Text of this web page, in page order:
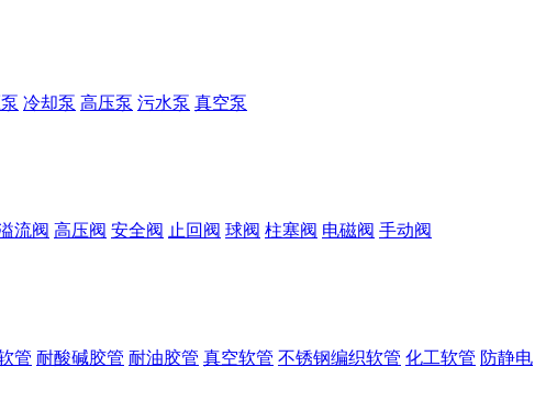
冷却泵 高压泵 污水泵 真空泵
流阀 高压阀 安全阀 止回阀 球阀 柱塞阀 电磁阀 手动阀
管 耐酸碱胶管 耐油胶管 真空软管 不锈钢编织软管 化工软管 防静电